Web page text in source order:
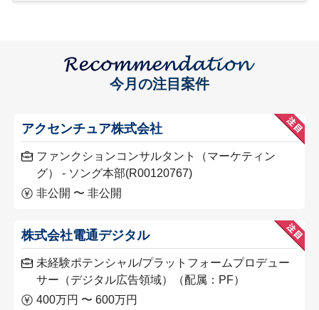
今月の注目案件
アクセンチュア株式会社
ファンクションコンサルタント（マーケティン
グ） - ソング本部(R00120767)
非公開 〜 非公開
株式会社電通デジタル
未経験ポテンシャル/プラットフォームプロデュー
サー（デジタル広告領域）（配属：PF）
400万円 〜 600万円